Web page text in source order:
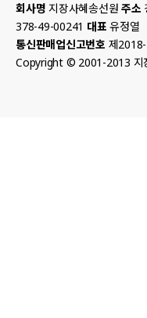
회사명 지장사혜송선원 주소
378-49-00241 대표 유정열
통신판매업신고번호 제
Copyright © 2001-2013 지